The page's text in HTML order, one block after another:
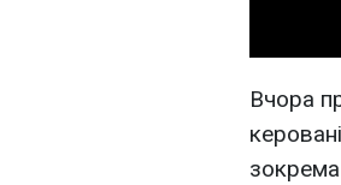
Вчора